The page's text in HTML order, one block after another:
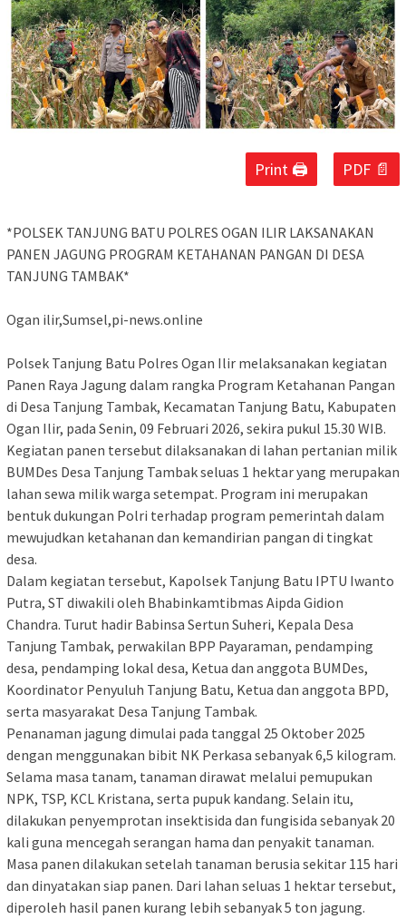
Print 🖨 PDF 📄
‎*POLSEK TANJUNG BATU POLRES OGAN ILIR LAKSANAKAN
PANEN JAGUNG PROGRAM KETAHANAN PANGAN DI DESA
TANJUNG TAMBAK*
‎Ogan ilir,Sumsel,pi-news.online
‎Polsek Tanjung Batu Polres Ogan Ilir melaksanakan kegiatan
Panen Raya Jagung dalam rangka Program Ketahanan Pangan
di Desa Tanjung Tambak, Kecamatan Tanjung Batu, Kabupaten
Ogan Ilir, pada Senin, 09 Februari 2026, sekira pukul 15.30 WIB.
‎Kegiatan panen tersebut dilaksanakan di lahan pertanian milik
BUMDes Desa Tanjung Tambak seluas 1 hektar yang merupakan
lahan sewa milik warga setempat. Program ini merupakan
bentuk dukungan Polri terhadap program pemerintah dalam
mewujudkan ketahanan dan kemandirian pangan di tingkat
desa.
‎Dalam kegiatan tersebut, Kapolsek Tanjung Batu IPTU Iwanto
Putra, ST diwakili oleh Bhabinkamtibmas Aipda Gidion
Chandra. Turut hadir Babinsa Sertun Suheri, Kepala Desa
Tanjung Tambak, perwakilan BPP Payaraman, pendamping
desa, pendamping lokal desa, Ketua dan anggota BUMDes,
Koordinator Penyuluh Tanjung Batu, Ketua dan anggota BPD,
serta masyarakat Desa Tanjung Tambak.
‎Penanaman jagung dimulai pada tanggal 25 Oktober 2025
dengan menggunakan bibit NK Perkasa sebanyak 6,5 kilogram.
Selama masa tanam, tanaman dirawat melalui pemupukan
NPK, TSP, KCL Kristana, serta pupuk kandang. Selain itu,
dilakukan penyemprotan insektisida dan fungisida sebanyak 20
kali guna mencegah serangan hama dan penyakit tanaman.
‎Masa panen dilakukan setelah tanaman berusia sekitar 115 hari
dan dinyatakan siap panen. Dari lahan seluas 1 hektar tersebut,
diperoleh hasil panen kurang lebih sebanyak 5 ton jagung.